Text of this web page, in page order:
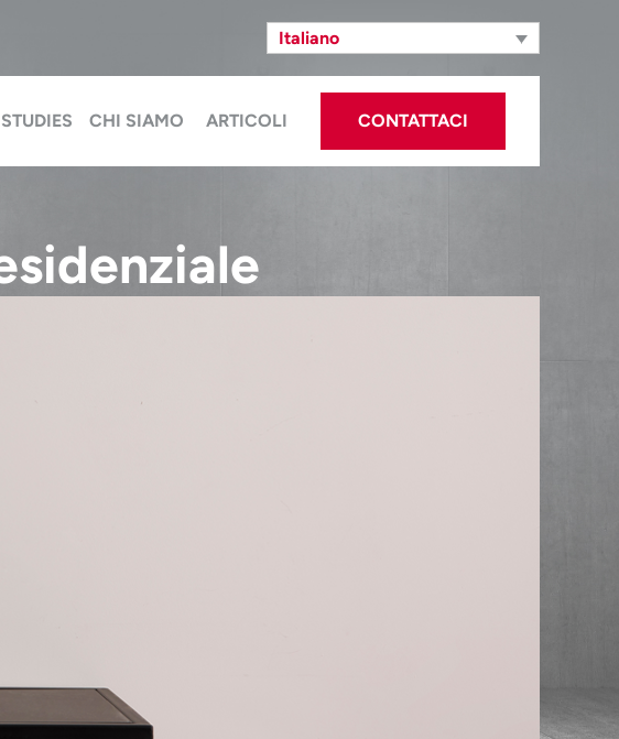
Italiano
CHI SIAMO ARTICOLI CONTATTACI